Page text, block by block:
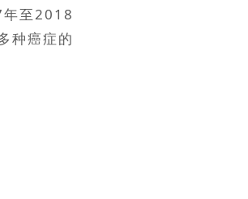
年至2018
种癌症的